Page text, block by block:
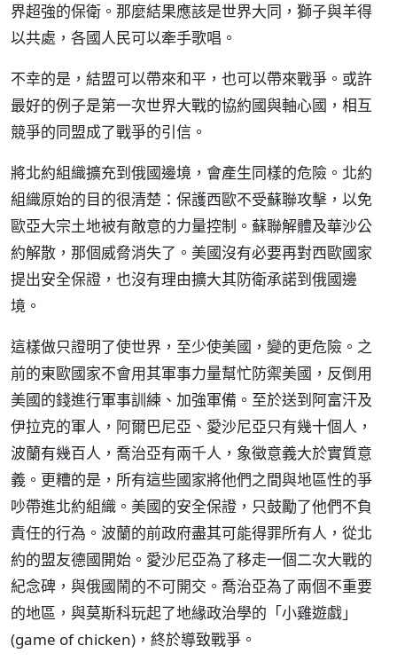
界超強的保衛。那麼結果應該是世界大同，獅子與羊得
以共處，各國人民可以牽手歌唱。
不幸的是，結盟可以帶來和平，也可以帶來戰爭。或許
最好的例子是第一次世界大戰的協約國與軸心國，相互
競爭的同盟成了戰爭的引信。
將北約組織擴充到俄國邊境，會產生同樣的危險。北約
組織原始的目的很清楚：保護西歐不受蘇聯攻擊，以免
歐亞大宗土地被有敵意的力量控制。蘇聯解體及華沙公
約解散，那個威脅消失了。美國沒有必要再對西歐國家
提出安全保證，也沒有理由擴大其防衛承諾到俄國邊
境。
這樣做只證明了使世界，至少使美國，變的更危險。之
前的東歐國家不會用其軍事力量幫忙防禦美國，反倒用
美國的錢進行軍事訓練、加強軍備。至於送到阿富汗及
伊拉克的軍人，阿爾巴尼亞、愛沙尼亞只有幾十個人，
波蘭有幾百人，喬治亞有兩千人，象徵意義大於實質意
義。更糟的是，所有這些國家將他們之間與地區性的爭
吵帶進北約組織。美國的安全保證，只鼓勵了他們不負
責任的行為。波蘭的前政府盡其可能得罪所有人，從北
約的盟友德國開始。愛沙尼亞為了移走一個二次大戰的
紀念碑，與俄國鬧的不可開交。喬治亞為了兩個不重要
的地區，與莫斯科玩起了地緣政治學的「小雞遊戲」
(game of chicken)，終於導致戰爭。